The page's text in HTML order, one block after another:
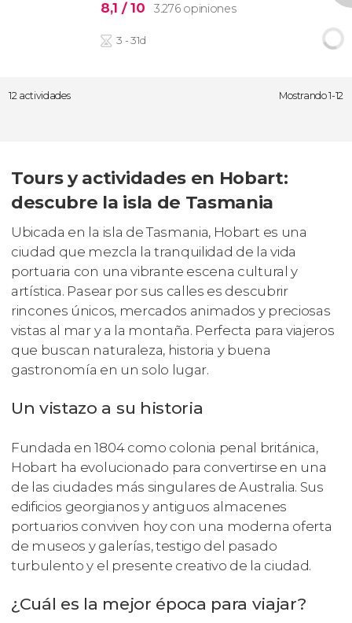
8,1 / 10 3.276 opiniones
3 - 31d
12 actividades Mostrando 1-12
Tours y actividades en Hobart:
descubre la isla de Tasmania
Ubicada en la isla de Tasmania, Hobart es una
ciudad que mezcla la tranquilidad de la vida
portuaria con una vibrante escena cultural y
artística. Pasear por sus calles es descubrir
rincones únicos, mercados animados y preciosas
vistas al mar y a la montaña. Perfecta para viajeros
que buscan naturaleza, historia y buena
gastronomía en un solo lugar.
Un vistazo a su historia
Fundada en 1804 como colonia penal británica,
Hobart ha evolucionado para convertirse en una
de las ciudades más singulares de Australia. Sus
edificios georgianos y antiguos almacenes
portuarios conviven hoy con una moderna oferta
de museos y galerías, testigo del pasado
turbulento y el presente creativo de la ciudad.
¿Cuál es la mejor época para viajar?